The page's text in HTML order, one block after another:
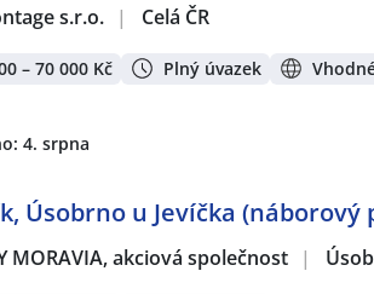
s.r.o. | Celá ČR
– 70 000 Kč Plný úvazek
4. srpna
Úsobrno u Jevíčka (náborový
MORAVIA, akciová společnost |